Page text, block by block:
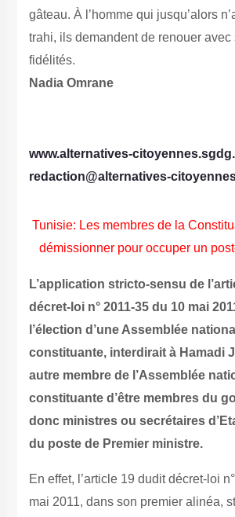
gâteau. À l’homme qui jusqu’alors
trahi, ils demandent de renouer
fidélités.
Nadia Omrane
www.alternatives-
redaction@alternatives-
Tunisie: Les membres de la
démissionner pour occuper un
L’application stricto-sensu de
décret-loi n° 2011-35 du 10 mai
l’élection d’une Assemblée
constituante, interdirait à Hamadi
autre membre de l’Assemblée
constituante d’être membres du
donc ministres ou secrétaires
du poste de Premier ministre.
En effet, l’article 19 dudit décret-loi
mai 2011, dans son premier alinéa,